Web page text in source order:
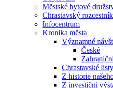
Městské bytové
Chrastavský rozcestník
Infocentrum
Kronika města
Významné
České
Chrastavské
Z historie
Z investiční